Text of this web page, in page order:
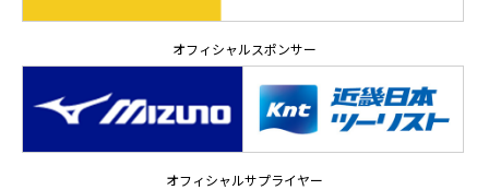
オフィシャルスポンサー
オフィシャルサプライヤー